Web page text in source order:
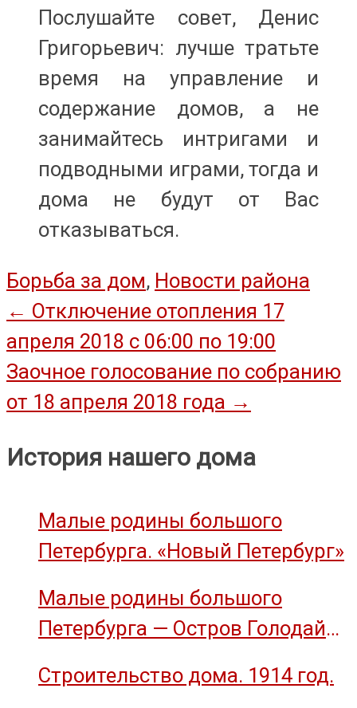
Послушайте совет, Денис
Григорьевич: лучше тратьте
время на управление и
содержание домов, а не
занимайтесь интригами и
подводными играми, тогда и
дома не будут от Вас
отказываться.
Борьба за дом, Новости района
Навигация
по
записям
← Отключение отопления 17
апреля 2018 с 06:00 по 19:00
Заочное голосование по собранию
от 18 апреля 2018 года →
История нашего дома
Малые родины большого
Петербурга. «Новый Петербург»
Малые родины большого
Петербурга — Остров Голодай
Строительство дома. 1914 год.